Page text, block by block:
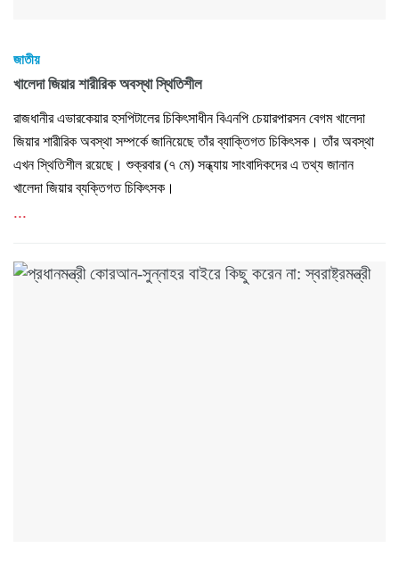
জাতীয়
খালেদা জিয়ার শারীরিক অবস্থা স্থিতিশীল
রাজধানীর এভারকেয়ার হসপিটালের চিকিৎসাধীন বিএনপি চেয়ারপারসন বেগম খালেদা
জিয়ার শারীরিক অবস্থা সম্পর্কে জানিয়েছে তাঁর ব্যাক্তিগত চিকিৎসক। তাঁর অবস্থা
এখন স্থিতিশীল রয়েছে। শুক্রবার (৭ মে) সন্ধ্যায় সাংবাদিকদের এ তথ্য জানান
খালেদা জিয়ার ব্যক্তিগত চিকিৎসক।
...